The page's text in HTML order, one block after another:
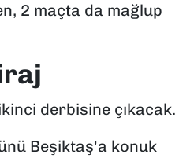
2 maçta da mağlup
derbisine çıkacak.
Beşiktaş'a konuk